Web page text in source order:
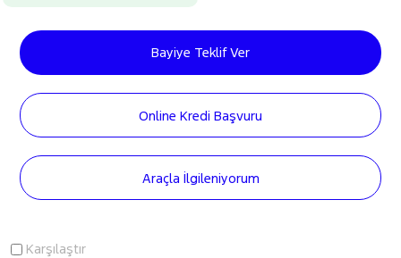
Bayiye Teklif Ver
Online Kredi Başvuru
Araçla İlgileniyorum
Karşılaştır